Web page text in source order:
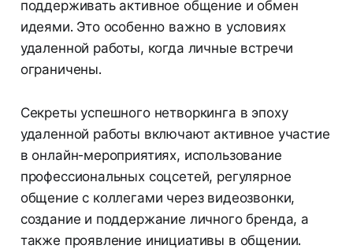
поддерживать активное общение и обмен
идеями. Это особенно важно в условиях
удаленной работы, когда личные встречи
ограничены.
Секреты успешного нетворкинга в эпоху
удаленной работы включают активное участие
в онлайн-мероприятиях, использование
профессиональных соцсетей, регулярное
общение с коллегами через видеозвонки,
создание и поддержание личного бренда, а
также проявление инициативы в общении.